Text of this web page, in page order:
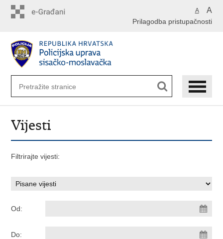
A A
Prilagodba pristupačnosti
Vijesti
Filtrirajte vijesti:
Od:
Do: